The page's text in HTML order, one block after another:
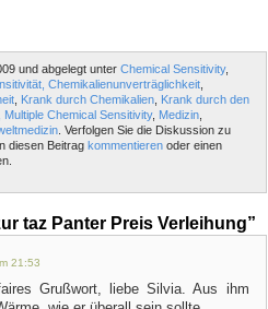
und abgelegt unter Chemical Sensitivity,
Chemikalienunverträglichkeit,
, Krank durch Chemikalien, Krank durch den
Multiple Chemical Sensitivity, Medizin,
. Verfolgen Sie die Diskussion zu
diesen Beitrag kommentierenoder einen
taz Panter Preis Verleihung”
21:53
Grußwort, liebe Silvia. Aus ihm